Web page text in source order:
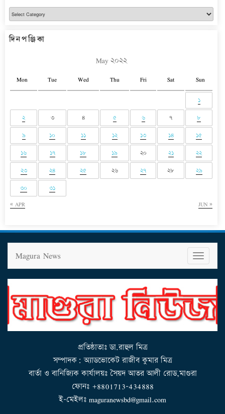
বিভাগ
দিনপঞ্জিকা
May ২০২২
Mon Tue Wed Thu Fri Sat Sun
« APR JUN »
১
২ ৩ ৪ ৫ ৬ ৭ ৮
৯ ১০ ১১ ১২ ১৩ ১৪ ১৫
১৬ ১৭ ১৮ ১৯ ২০ ২১ ২২
২৩ ২৪ ২৫ ২৬ ২৭ ২৮ ২৯
৩০ ৩১
T
o
g
g
l
n
g
a
t
i
o
n
Magura News
প্রতিষ্ঠাতাঃ ডা.রাহুল মিত্র
সম্পাদক: অ্যাডভোকেট রাজীব কুমার মিত্র
বার্তা ও বানিজ্যিক কার্যালয়ঃ সৈয়দ আতর আলী রোড,মাগুরা
ফোনঃ +8801713-434888
ই-মেইলঃ maguranewsbd@gmail.com